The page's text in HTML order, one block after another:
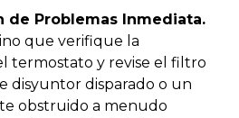
de Problemas Inmediata.
que verifique la
termostato y revise el filtro
disyuntor disparado o un
obstruido a menudo